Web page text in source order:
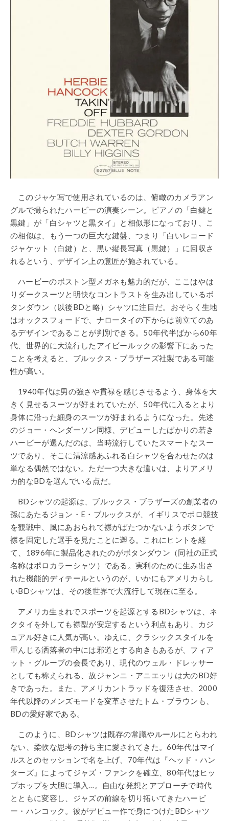
このジャケ写で使用されているのは、俯瞰のカメラアン
グルで撮られたハービーの演奏シーン。ピアノの「白鍵と
黒鍵」が「白シャツと黒タイ」と相似形になっており、こ
の相似は、もう一つの巨大な鍵盤、つまり「白いレコード
ジャケット（白鍵）と、黒い縦長写真（黒鍵）」に回収さ
れるという、デザイン上の意匠が施されている。
ハービーのボストン型メガネも魅力的だが、ここはやは
りダークスーツと明快なコントラストを生み出しているボ
タンダウン（以後BDと略）シャツに注目だ。おそらく生地
はオックスフォードで、ナロータイの下からは前立てのあ
るデザインであることが判別できる。50年代半ばから60年
代、世界的に大流行したアイビールックの影響下にあった
ことを考えると、ブルックス・ブラザーズ社製である可能
性が高い。
1940年代は男の強さや貫禄を感じさせるよう、身体を大
きく見せるスーツが好まれていたが、50年代に入るとより
身体に沿った細身のスーツが好まれるようになった。先述
のジョー・ヘンダーソン同様、デビューしたばかりの若き
ハービーが選んだのは、当時流行していたスマートなスー
ツであり、そこに清涼感あふれる白シャツを合わせたのは
単なる偶然ではない。ただ一つ大きな違いは、よりアメリ
カ的なBDを選んでいる点だ。
BDシャツの起源は、ブルックス・ブラザーズの創業者の
孫にあたるジョン・E・ブルックスが、イギリスでポロ競技
を観戦中、風にあおられて襟がばたつかないようボタンで
襟を固定した選手を見たことに遡る。これにヒントを経
て、1896年に製品化されたのがボタンダウン（同社の正式
名称はポロカラーシャツ）である。実利のために生み出さ
れた機能的ディテールというのが、いかにもアメリカらし
いBDシャツは、その後世界で大流行して現在に至る。
アメリカ生まれでスポーツを起源とするBDシャツは、ネ
クタイを外しても襟型が安定するという利点もあり、カジ
ュアル好きに人気が高い。ゆえに、クラシックスタイルを
重んじる洒落者の中には邪道とする向きもあるが、フィア
ット・グループの会長であり、現代のウェル・ドレッサー
としても称えられる、故ジャンニ・アニエッリは大のBD好
きであった。また、アメリカントラッドを復活させ、2000
年代以降のメンズモードを変革させたトム・ブラウンも、
BDの愛好家である。
このように、BDシャツは既存の常識やルールにとらわれ
ない、柔軟な思考の持ち主に愛されてきた。60年代はマイ
ルスとのセッションで名を上げ、70年代は『ヘッド・ハン
ターズ』によってジャズ・ファンクを確立、80年代はヒッ
プホップを大胆に導入…。自由な発想とアプローチで時代
とともに変容し、ジャズの前線を切り拓いてきたハービ
ー・ハンコック。彼がデビュー作で身につけたBDシャツ